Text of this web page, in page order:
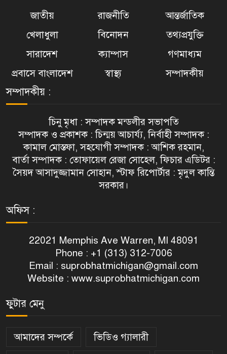
জাতীয় রাজনীতি
আন্তর্জাতিক
খেলাধুলা
বিনোদন
তথ্যপ্রযুক্তি
সারাদেশ
ক্যাম্পাস
গণমাধ্যম
প্রবাসে বাংলাদেশ
স্বাস্থ্য সম্পাদকীয়
সম্পাদকীয় :
চিনু মৃধা : সম্পাদক মন্ডলীর সভাপতি
সম্পাদক ও প্রকাশক : চিন্ময় আচার্য্য, নির্বাহী সম্পাদক :
কামাল মোস্তফা, সহযোগী সম্পাদক : আশিক রহমান,
বার্তা সম্পাদক : তোফায়েল রেজা সোহেল, ফিচার এডিটর :
সৈয়দ আসাদুজ্জামান সোহান, স্টাফ রিপোর্টার : মৃদুল কান্তি
সরকার।
অফিস :
22021 Memphis Ave Warren, MI 48091
Phone : +1 (313) 312-7006
Email : suprobhatmichigan@gmail.com
Website : www.suprobhatmichigan.com
ফুটার মেনু
আমাদের সম্পর্কে ভিডিও গ্যালারী